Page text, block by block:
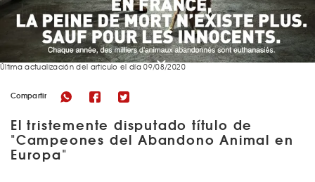
Compartir
El tristemente disputado título de
"Campeones del Abandono Animal en
Europa"
Última actualización del articulo el día 09/08/2020